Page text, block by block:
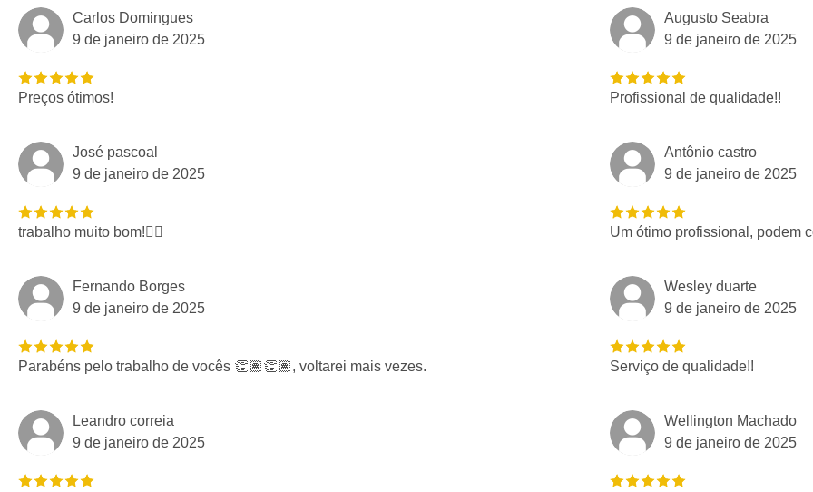
Carlos Domingues
9 de janeiro de 2025
Preços ótimos!
Augusto Seabra
9 de janeiro de 2025
Profissional de qualidade!!
José pascoal
9 de janeiro de 2025
trabalho muito bom!👍🏽
Antônio castro
9 de janeiro de 2025
Um ótimo profissional, podem
Fernando Borges
9 de janeiro de 2025
Parabéns pelo trabalho de vocês 👏🏽👏🏽, voltarei mais vezes.
Wesley duarte
9 de janeiro de 2025
Serviço de qualidade!!
Leandro correia
9 de janeiro de 2025
Wellington Machado
9 de janeiro de 2025